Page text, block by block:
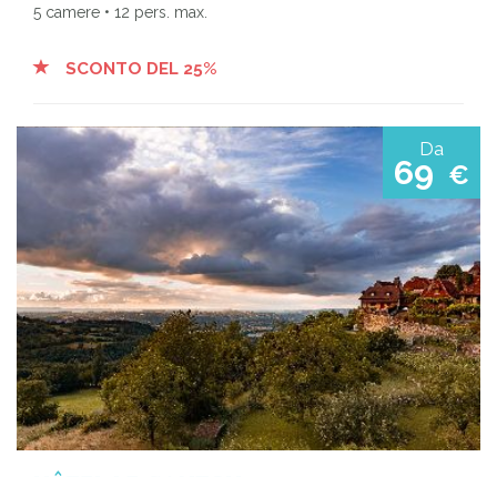
5 camere • 12 pers. max.
SCONTO DEL 25%
Da
69 €